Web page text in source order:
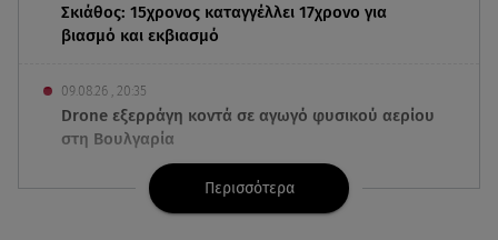
Σκιάθος: 15χρονος καταγγέλλει 17χρονο για
βιασμό και εκβιασμό
09.08.26 , 20:35
Drone εξερράγη κοντά σε αγωγό φυσικού αερίου
στη Βουλγαρία
09.08.26 , 20:29
«Ισλαμικό ΝΑΤΟ»: Τι σημαίνει η νέα συμμαχία για
Περισσότερα